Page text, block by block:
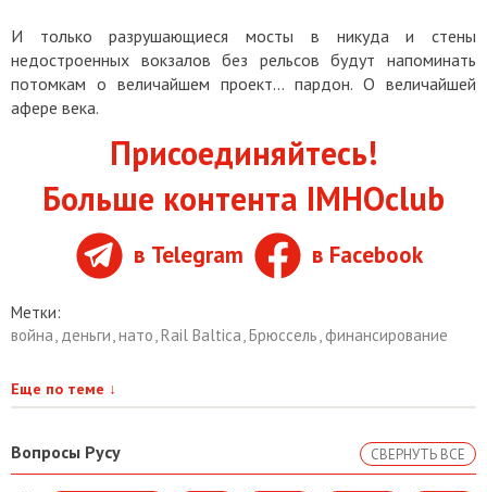
И только разрушающиеся мосты в никуда и стены
недостроенных вокзалов без рельсов будут напоминать
потомкам о величайшем проект… пардон. О величайшей
афере века.
Присоединяйтесь!
Больше контента IMHOclub
в Telegram в Facebook
Метки:
война деньги нато Rail Baltica Брюссель финансирование
Еще по теме ↓
Вопросы Русу СВЕРНУТЬ ВСЕ